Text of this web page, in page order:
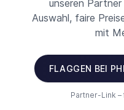
unseren
Auswahl, faire
mit
FLAGGEN BEI
Partner-Link